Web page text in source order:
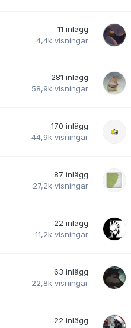
11 inlägg
4,4k visningar
281 inlägg
58,9k visningar
170 inlägg
44,9k visningar
87 inlägg
27,2k visningar
22 inlägg
11,2k visningar
63 inlägg
22,8k visningar
22 inlägg